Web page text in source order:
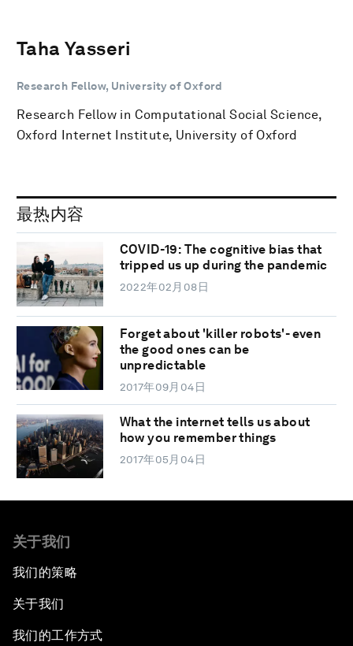
Taha Yasseri
Research Fellow, University of Oxford
Research Fellow in Computational Social Science,
Oxford Internet Institute, University of Oxford
最热内容
COVID-19: The cognitive bias that
tripped us up during the pandemic
2022年02月08日
Forget about 'killer robots'- even
the good ones can be
unpredictable
2017年09月04日
What the internet tells us about
how you remember things
2017年05月04日
关于我们
我们的策略
关于我们
我们的工作方式